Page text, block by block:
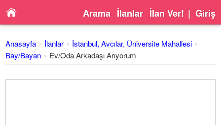
Arama İlanlar İlan Ver! | Giriş
Anasayfa İlanlar
İstanbul, Avcılar, Üniversite Mahallesi
Bay/Bayan
Ev/Oda Arkadaşı Arıyorum